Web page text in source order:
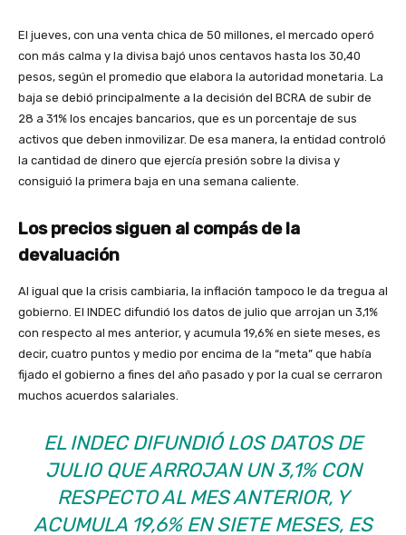
El jueves, con una venta chica de 50 millones, el mercado operó
con más calma y la divisa bajó unos centavos hasta los 30,40
pesos, según el promedio que elabora la autoridad monetaria. La
baja se debió principalmente a la decisión del BCRA de subir de
28 a 31% los encajes bancarios, que es un porcentaje de sus
activos que deben inmovilizar. De esa manera, la entidad controló
la cantidad de dinero que ejercía presión sobre la divisa y
consiguió la primera baja en una semana caliente.
Los precios siguen al compás de la
devaluación
Al igual que la crisis cambiaria, la inflación tampoco le da tregua al
gobierno. El INDEC difundió los datos de julio que arrojan un 3,1%
con respecto al mes anterior, y acumula 19,6% en siete meses, es
decir, cuatro puntos y medio por encima de la “meta” que había
fijado el gobierno a fines del año pasado y por la cual se cerraron
muchos acuerdos salariales.
EL INDEC DIFUNDIÓ LOS DATOS DE
JULIO QUE ARROJAN UN 3,1% CON
RESPECTO AL MES ANTERIOR, Y
ACUMULA 19,6% EN SIETE MESES, ES